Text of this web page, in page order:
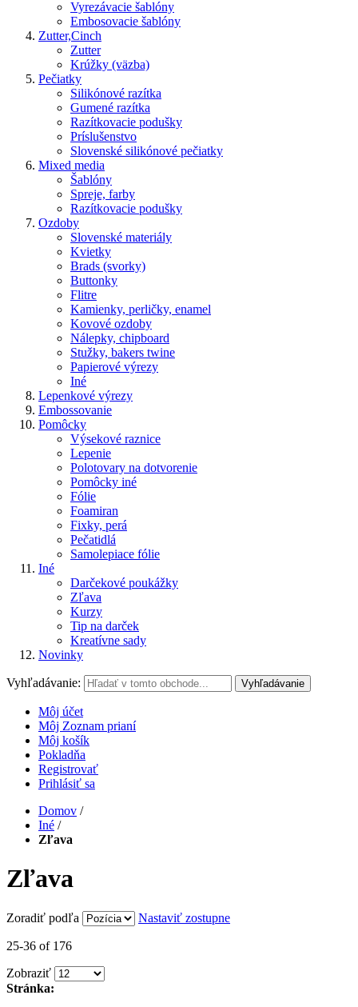
Vyrezávacie šablóny
Embosovacie šablóny
Zutter,Cinch
Zutter
Krúžky (väzba)
Pečiatky
Silikónové razítka
Gumené razítka
Razítkovacie podušky
Príslušenstvo
Slovenské silikónové pečiatky
Mixed media
Šablóny
Spreje, farby
Razítkovacie podušky
Ozdoby
Slovenské materiály
Kvietky
Brads (svorky)
Buttonky
Flitre
Kamienky, perličky, enamel
Kovové ozdoby
Nálepky, chipboard
Stužky, bakers twine
Papierové výrezy
Iné
Lepenkové výrezy
Embossovanie
Pomôcky
Výsekové raznice
Lepenie
Polotovary na dotvorenie
Pomôcky iné
Fólie
Foamiran
Fixky, perá
Pečatidlá
Samolepiace fólie
Iné
Darčekové poukážky
Zľava
Kurzy
Tip na darček
Kreatívne sady
Novinky
Vyhľadávanie: Vyhľadávanie
Môj účet
Môj Zoznam prianí
Môj košík
Pokladňa
Registrovať
Prihlásiť sa
Domov /
Iné /
Zľava
Zľava
Zoradiť podľa Nastaviť zostupne
25-36 of 176
Zobraziť
Stránka: